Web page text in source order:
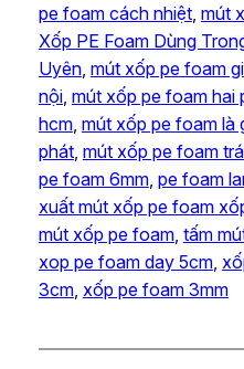
pe foam cách nhiệt, mút
Xốp PE Foam Dùng
Uyên, mút xốp pe foam
nội, mút xốp pe foam hai
hcm, mút xốp pe foam là
phát, mút xốp pe foam
pe foam 6mm, pe foam
xuất mút xốp pe foam
mút xốp pe foam, tấm
xop pe foam day 5cm,
3cm, xốp pe foam 3mm